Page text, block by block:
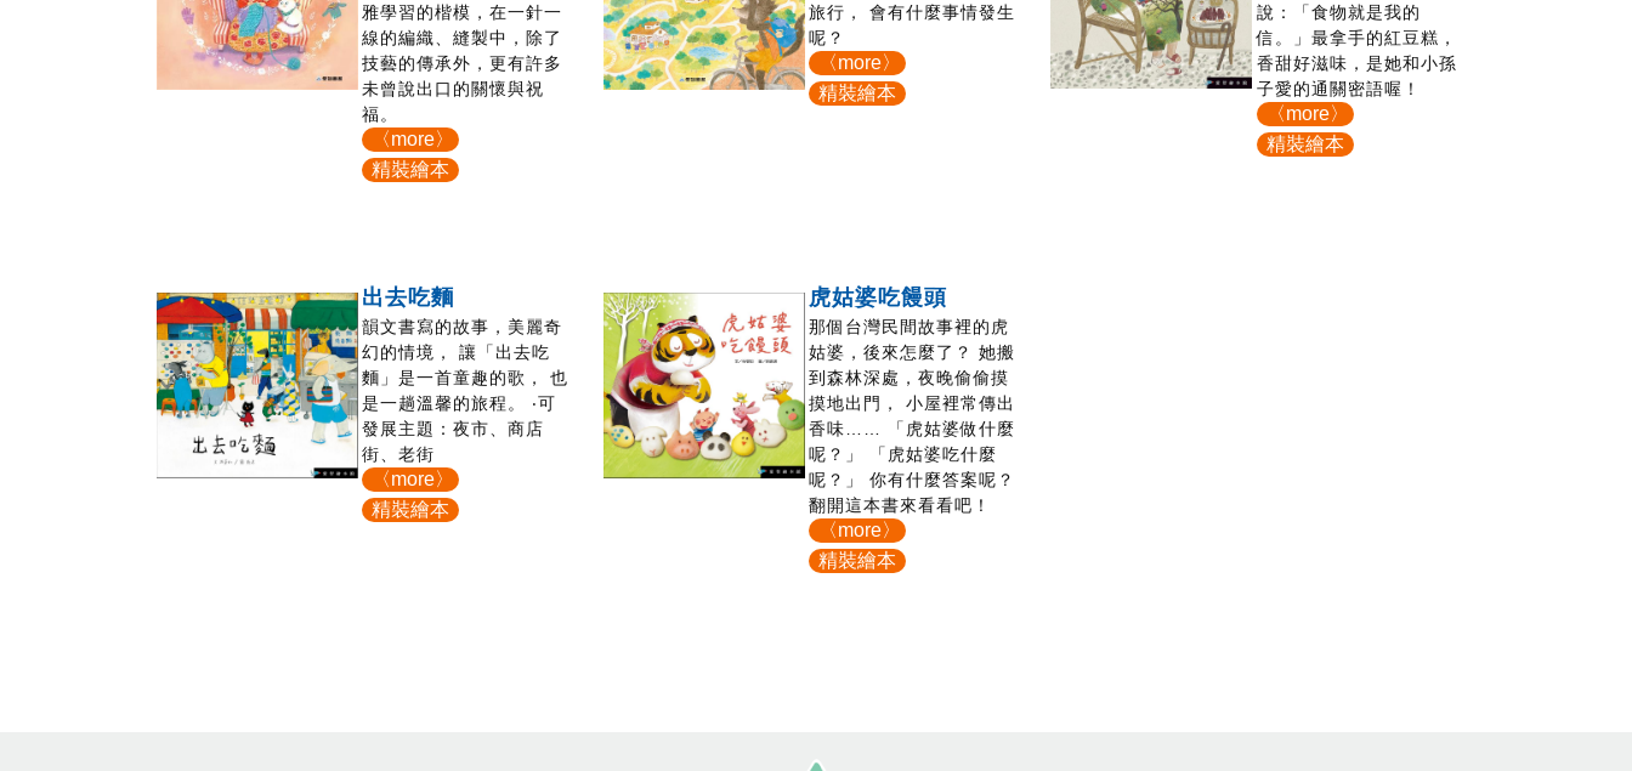
雅學習的楷模，在一針一
線的編織、縫製中，除了
技藝的傳承外，更有許多
未曾說出口的關懷與祝
福。
〈more〉
精裝繪本
旅行， 會有什麼事情發生
呢？
〈more〉
精裝繪本
說：「食物就是我的
信。」最拿手的紅豆糕，
香甜好滋味，是她和小孫
子愛的通關密語喔！
〈more〉
精裝繪本
出去吃麵
韻文書寫的故事，美麗奇
幻的情境， 讓「出去吃
麵」是一首童趣的歌， 也
是一趟溫馨的旅程。 ‧可
發展主題：夜市、商店
街、老街
〈more〉
精裝繪本
虎姑婆吃饅頭
那個台灣民間故事裡的虎
姑婆，後來怎麼了？ 她搬
到森林深處，夜晚偷偷摸
摸地出門， 小屋裡常傳出
香味…… 「虎姑婆做什麼
呢？」 「虎姑婆吃什麼
呢？」 你有什麼答案呢？
翻開這本書來看看吧！
〈more〉
精裝繪本